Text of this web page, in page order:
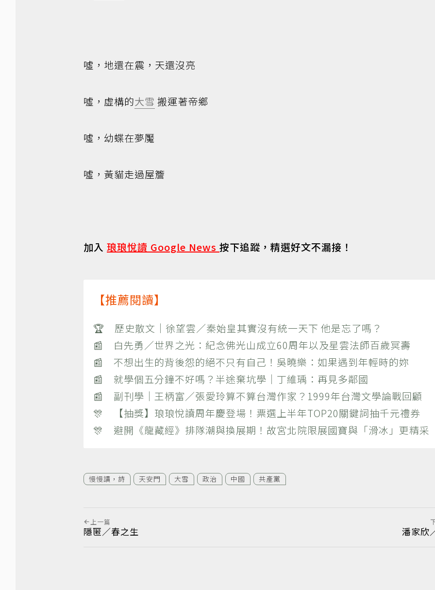
噓，地還在震，天還沒亮
噓，虛構的大雪 搬運著帝鄉
噓，幼蝶在夢魘
噓，黃貓走過屋簷
加入 琅琅悅讀 Google News 按下追蹤，精選好文不漏接！
【推薦閱讀】
🏆 歷史散文｜徐望雲／秦始皇其實沒有統一天下 他是忘了嗎？
📰 白先勇／世界之光：紀念佛光山成立60周年以及星雲法師百歲冥壽
📰 不想出生的背後怨的絕不只有自己！吳曉樂：如果遇到年輕時的妳
📰 就學個五分鐘不好嗎？半途棄坑學｜丁維瑀：再見多鄰國
📰 副刊學｜王柄富／張愛玲算不算台灣作家？1999年台灣文學論戰回顧
🎊 【抽獎】琅琅悅讀周年慶登場！票選上半年TOP20關鍵詞抽千元禮券
🎊 避開《龍藏經》排隊潮與換展期！故宮北院限展國寶與「滑冰」更精采
慢慢讀，詩 天安門 大雪 政治 中國 共產黨
上一篇
隱匿／春之生 潘家欣